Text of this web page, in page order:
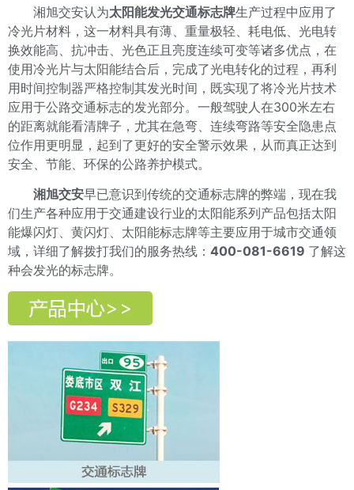
湘旭交安认为太阳能发光交通标志牌生产过程中应用了
冷光片材料，这一材料具有薄、重量极轻、耗电低、光电转
换效能高、抗冲击、光色正且亮度连续可变等诸多优点，在
使用冷光片与太阳能结合后，完成了光电转化的过程，再利
用时间控制器严格控制其发光时间，既实现了将冷光片技术
应用于公路交通标志的发光部分。一般驾驶人在300米左右
的距离就能看清牌子，尤其在急弯、连续弯路等安全隐患点
位作用更明显，起到了更好的安全警示效果，从而真正达到
安全、节能、环保的公路养护模式。
湘旭交安早已意识到传统的交通标志牌的弊端，现在我
们生产各种应用于交通建设行业的太阳能系列产品包括太阳
能爆闪灯、黄闪灯、太阳能标志牌等主要应用于城市交通领
域，详细了解拨打我们的服务热线： 400-081-6619 了解这
种会发光的标志牌。